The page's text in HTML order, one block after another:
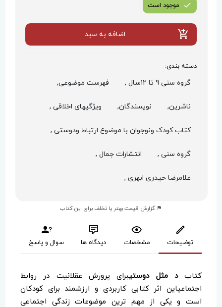
موجود است
اضافه به سبد
دسته بندی:
گروه سنی 9 تا 12سال , فهرست موضوعی,
ناشرین, نویسندگان, ویژگیهای اخلاقی ,
کتاب کودک ونوجوان با موضوع ارتباط ودوستی ,
گروه سنی , انتشارات جمال ,
غلامرضا حیدری ابهری ,
گزارش قیمت بهتر یا تخلف برای این کتاب
توضیحات مشخصات دیدگاه ها سوال و پاسخ
کتابد مثل دوستیبرای پرورش عقلانیت در روابط
اجتماعیاین اثر کتابی کاربردی و ارزشمند برای کودکان
است و یکی از مهم ترین موضوعات زندگی اجتماعی